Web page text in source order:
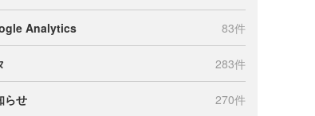
Analytics 83件
283件
らせ 270件